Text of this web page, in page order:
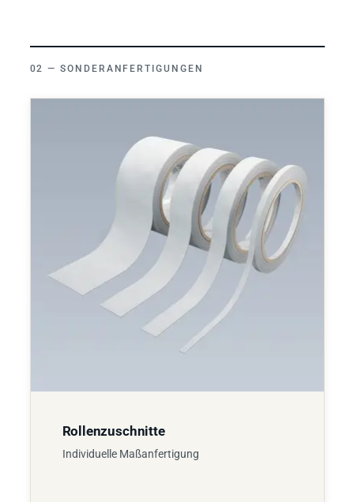
SONDERANFERTIGUNGEN
Rollenzuschnitte
Individuelle Maßanfertigung